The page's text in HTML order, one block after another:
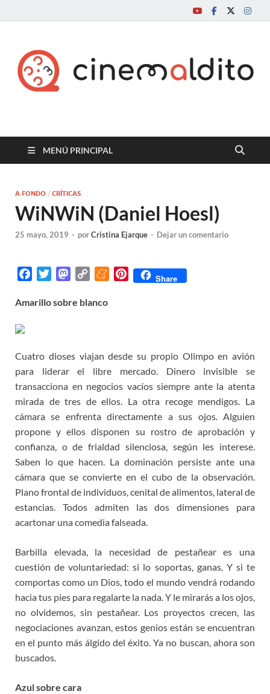
Cine maldito
MENÚ PRINCIPAL
A FONDO / CRÍTICAS
WiNWiN (Daniel Hoesl)
25 mayo, 2019 - porCristina Ejarque - Dejar un comentario
c
o
k
i
r
M
s
o
p
n
k
M
e
P
e
s
t
Share
Amarillo sobre blanco
Cuatro dioses viajan desde su propio Olimpo en avión
para liderar el libre mercado. Dinero invisible se
transacciona en negocios vacíos siempre ante la atenta
mirada de tres de ellos. La otra recoge mendigos. La
cámara se enfrenta directamente a sus ojos. Alguien
propone y ellos disponen su rostro de aprobación y
confianza, o de frialdad silenciosa, según les interese.
Saben lo que hacen. La dominación persiste ante una
cámara que se convierte en el cubo de la observación.
Plano frontal de individuos, cenital de alimentos, lateral de
estancias. Todos admiten las dos dimensiones para
acartonar una comedia falseada.
Barbilla elevada, la necesidad de pestañear es una
cuestión de voluntariedad: si lo soportas, ganas. Y si te
comportas como un Dios, todo el mundo vendrá rodando
hacia tus pies para regalarte la nada. Y le mirarás a los ojos,
no olvidemos, sin pestañear. Los proyectos crecen, las
negociaciones avanzan, estos genios están se encuentran
en el punto más álgido del éxito. Ya no buscan, ahora son
buscados.
Azul sobre cara